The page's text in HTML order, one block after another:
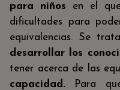
para niños en el
dificultades para
equivalencias. Se
desarrollar los
tener acerca de las
capacidad. Para